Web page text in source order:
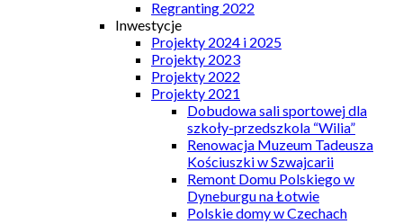
Regranting 2022
Inwestycje
Projekty 2024 i 2025
Projekty 2023
Projekty 2022
Projekty 2021
Dobudowa sali sportowej dla
szkoły-przedszkola “Wilia”
Renowacja Muzeum Tadeusza
Kościuszki w Szwajcarii
Remont Domu Polskiego w
Dyneburgu na Łotwie
Polskie domy w Czechach